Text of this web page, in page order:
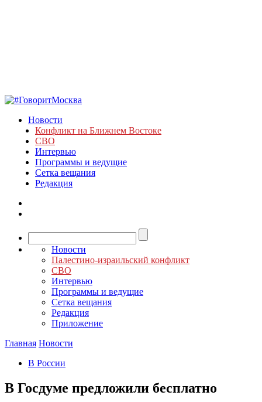
Новости
Конфликт на Ближнем Востоке
СВО
Интервью
Программы и ведущие
Сетка вещания
Редакция
Новости
Палестино-израильский конфликт
СВО
Интервью
Программы и ведущие
Сетка вещания
Редакция
Приложение
Главная Новости
В России
В Госдуме предложили бесплатно